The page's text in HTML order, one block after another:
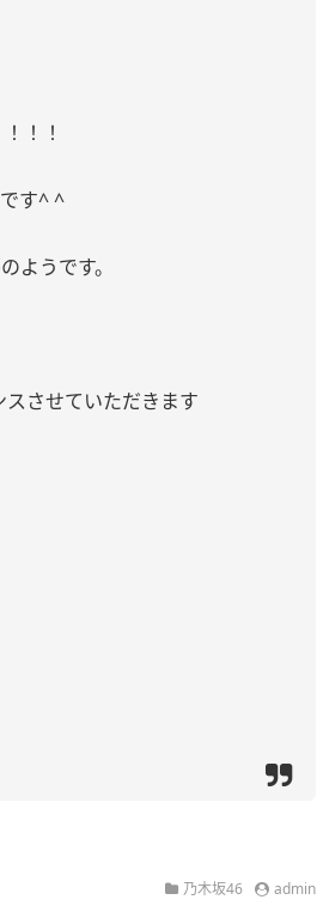
！！
す^ ^
ようです。
させていただきます
乃木坂46 admin